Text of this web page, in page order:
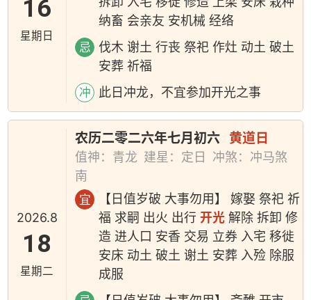
16
星期日
纳畜 会亲友 安机械 经络
忌
伐木 谢土 行丧 祭祀 作灶 动土 破土
安葬 祈福
冲 此日冲龙，不宜参加开光之事
2026.8
18
星期二
农历二零二六年七月初六 黄道日
值神：青龙 建星：定日
冲煞：冲马煞
南
宜
【日值岁破 大事勿用】 嫁娶 祭祀 祈
福 求嗣 出火 出行开光 解除 拆卸 修
造 进人口 安香 交易 立券 入宅 移徙
安床 动土 破土 谢土 安葬 入殓 除服
成服